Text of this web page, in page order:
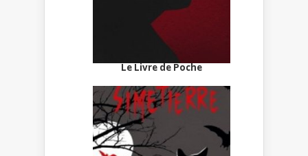
Le Livre de Poche